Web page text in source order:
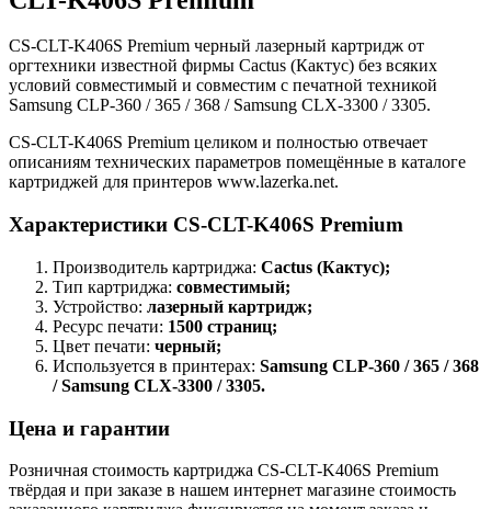
CS-CLT-K406S Premium черный лазерный картридж от
оргтехники известной фирмы Cactus (Кактус) без всяких
условий совместимый и совместим с печатной техникой
Samsung CLP-360 / 365 / 368 / Samsung CLX-3300 / 3305.
CS-CLT-K406S Premium целиком и полностью отвечает
описаниям технических параметров помещённые в каталоге
картриджей для принтеров www.lazerka.net.
Характеристики CS-CLT-K406S Premium
Производитель картриджа: Cactus (Кактус);
Тип картриджа: совместимый;
Устройство: лазерный картридж;
Ресурс печати: 1500 страниц;
Цвет печати: черный;
Используется в принтерах: Samsung CLP-360 / 365 / 368
/ Samsung CLX-3300 / 3305.
Цена и гарантии
Розничная стоимость картриджа CS-CLT-K406S Premium
твёрдая и при заказе в нашем интернет магазине стоимость